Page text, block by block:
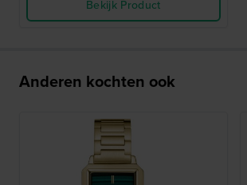
Bekijk Product
Anderen kochten ook